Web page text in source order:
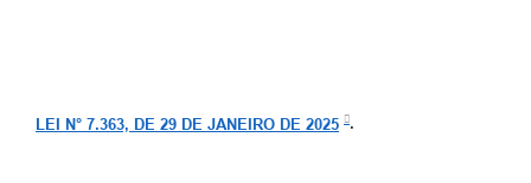
LEI N° 7.363, DE 29 DE JANEIRO DE 2025 .